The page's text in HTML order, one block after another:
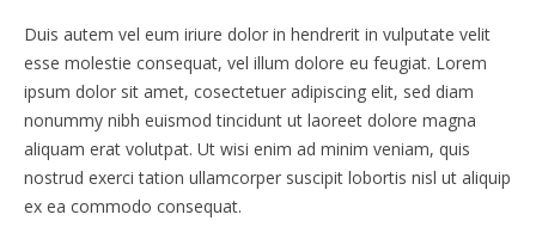
Duis autem vel eum iriure dolor in hendrerit in vulputate velit
esse molestie consequat, vel illum dolore eu feugiat. Lorem
ipsum dolor sit amet, cosectetuer adipiscing elit, sed diam
nonummy nibh euismod tincidunt ut laoreet dolore magna
aliquam erat volutpat. Ut wisi enim ad minim veniam, quis
nostrud exerci tation ullamcorper suscipit lobortis nisl ut aliquip
ex ea commodo consequat.